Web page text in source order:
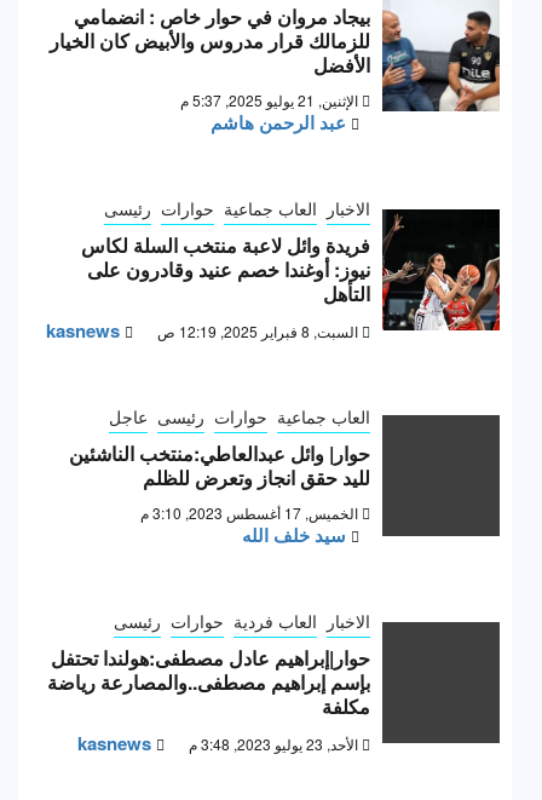
بيجاد مروان في حوار خاص : انضمامي
للزمالك قرار مدروس والأبيض كان الخيار
الأفضل
الإثنين, 21 يوليو 2025, 5:37 م
عبد الرحمن هاشم
الاخبار العاب جماعية حوارات رئيسى
فريدة وائل لاعبة منتخب السلة لكاس
نيوز: أوغندا خصم عنيد وقادرون على
التأهل
السبت, 8 فبراير 2025, 12:19 ص kasnews
العاب جماعية حوارات رئيسى عاجل
حوار| وائل عبدالعاطي:منتخب الناشئين
لليد حقق انجاز وتعرض للظلم
الخميس, 17 أغسطس 2023, 3:10 م
سيد خلف الله
الاخبار العاب فردية حوارات رئيسى
حوار|إبراهيم عادل مصطفى:هولندا تحتفل
بإسم إبراهيم مصطفى..والمصارعة رياضة
مكلفة
الأحد, 23 يوليو 2023, 3:48 م kasnews